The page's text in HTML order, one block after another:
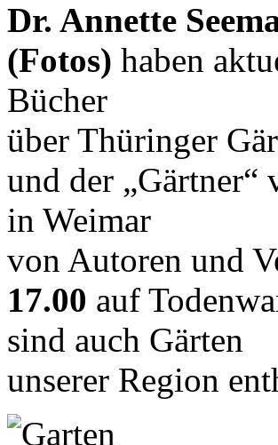
Dr. Annette
(Fotos) haben
Bücher
über Thüringer
und der „Gärtner“
in Weimar
von Autoren und
17.00 auf
sind auch Gärten
unserer Region